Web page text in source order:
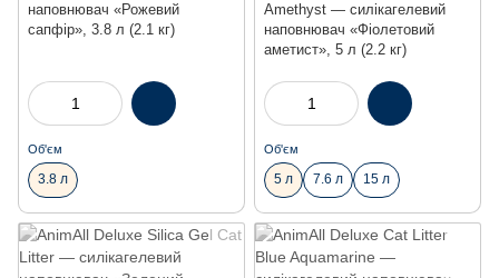
наповнювач «Рожевий
сапфір», 3.8 л (2.1 кг)
Об'єм
3.8 л
Amethyst — силікагелевий
наповнювач «Фіолетовий
аметист», 5 л (2.2 кг)
Об'єм
5 л 7.6 л 15 л